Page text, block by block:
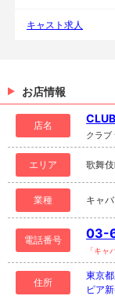
キャスト求人
お店情報
店名
クラブ
エリア 歌舞
業種 キャ
電話番号 03-
「キャ
住所
東京
ピア